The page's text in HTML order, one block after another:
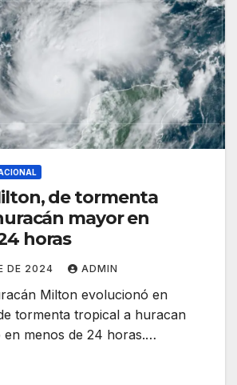
de tormenta
mayor en
horas
DE 2024 ADMIN
Milton evolucionó en
tormenta tropical a huracan
en menos de 24 horas.…